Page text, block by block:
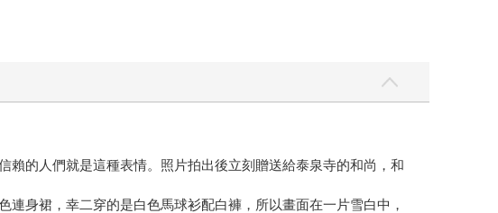
的人們就是這種表情。照片拍出後立刻贈送給泰泉寺的和尚，和
身裙，幸二穿的是白色馬球衫配白褲，所以畫面在一片雪白中，